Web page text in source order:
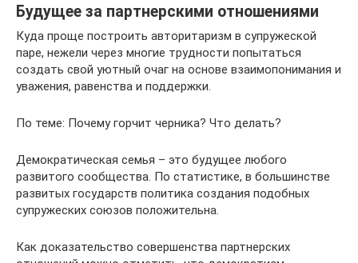
Будущее за партнерскими отношениями
Куда проще построить авторитаризм в супружеской
паре, нежели через многие трудности попытаться
создать свой уютный очаг на основе взаимопонимания и
уважения, равенства и поддержки.
По теме: Почему горчит черника? Что делать?
Демократическая семья – это будущее любого
развитого сообщества. По статистике, в большинстве
развитых государств политика создания подобных
супружеских союзов положительна.
Как доказательство совершенства партнерских